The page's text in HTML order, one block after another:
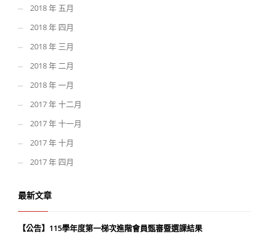
2018 年 五月
2018 年 四月
2018 年 三月
2018 年 二月
2018 年 一月
2017 年 十二月
2017 年 十一月
2017 年 十月
2017 年 四月
最新文章
【公告】115學年度第一梯次進階會員甄審暨選課結果